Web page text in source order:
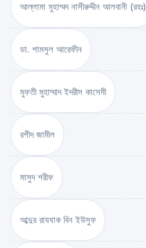
আল্লামা মুহাম্মদ নাসীরুদ্দীন আলবানী (রহঃ)
ডা. শামসুল আরেফীন
মুফতী মুহাম্মাদ ইদরীস কাসেমী
রশীদ জামীল
মাসুদ শরীফ
আব্দুর রাযযাক বিন ইউসুফ